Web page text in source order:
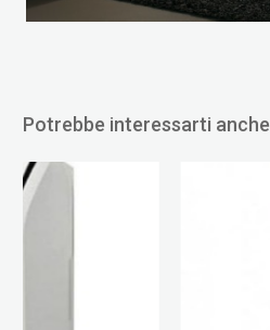
Potrebbe interessarti anche